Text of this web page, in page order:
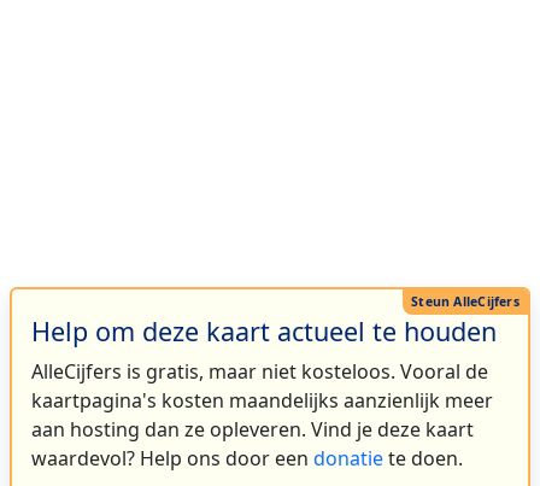
Help om deze kaart actueel te houden
AlleCijfers is gratis, maar niet kosteloos. Vooral de
kaartpagina's kosten maandelijks aanzienlijk meer
aan hosting dan ze opleveren. Vind je deze kaart
waardevol? Help ons door een donatiete doen.